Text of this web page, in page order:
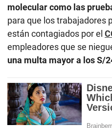
molecular como las
para que los trabajadores
están contagiados por el
empleadores que se
una multa mayor a los S/